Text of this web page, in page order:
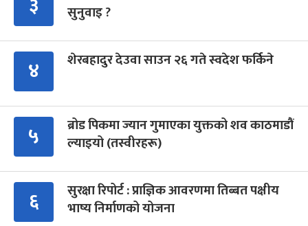
सुनुवाइ ?
४ शेरबहादुर देउवा साउन २६ गते स्वदेश फर्किने
५
ब्रोड पिकमा ज्यान गुमाएका युक्तको शव काठमाडौं
ल्याइयो (तस्वीरहरू)
६
सुरक्षा रिपोर्ट : प्राज्ञिक आवरणमा तिब्बत पक्षीय
भाष्य निर्माणको योजना